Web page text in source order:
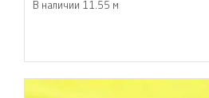
В наличии 11.55 м